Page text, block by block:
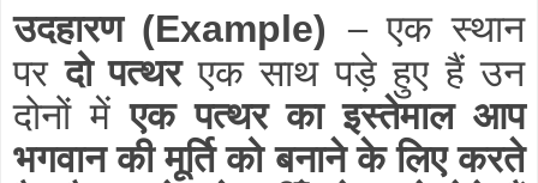
उदहारण (Example)–एक स्थान
परदो पत्थरएक साथ पड़े हुए हैं उन
दोनों मेंएक पत्थर का इस्तेमाल आप
भगवान की मूर्ति को बनाने के लिए करते